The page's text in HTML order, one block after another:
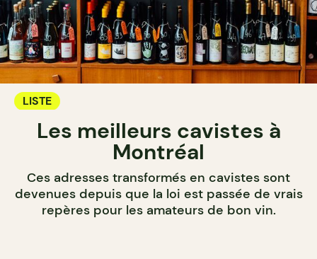
LISTE
Les meilleurs cavistes à
Montréal
Ces adresses transformés en cavistes sont
devenues depuis que la loi est passée de vrais
repères pour les amateurs de bon vin.